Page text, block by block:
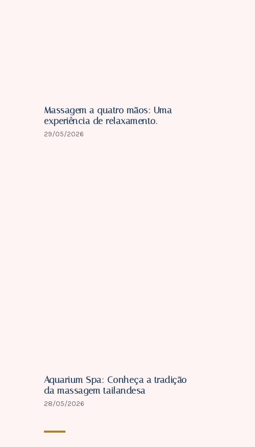
Massagem a quatro mãos: Uma
experiência de relaxamento.
29/05/2026
Aquarium Spa: Conheça a tradição
da massagem tailandesa
28/05/2026